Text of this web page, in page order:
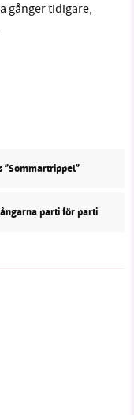
gånger tidigare,
parti för parti